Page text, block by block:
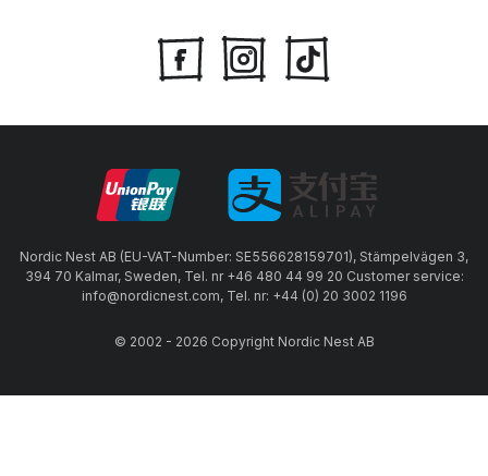
Nordic Nest AB (EU-VAT-Number: SE556628159701), Stämpelvägen 3,
394 70 Kalmar, Sweden, Tel. nr +46 480 44 99 20 Customer service:
info@nordicnest.com, Tel. nr: +44 (0) 20 3002 1196
© 2002 - 2026 Copyright Nordic Nest AB